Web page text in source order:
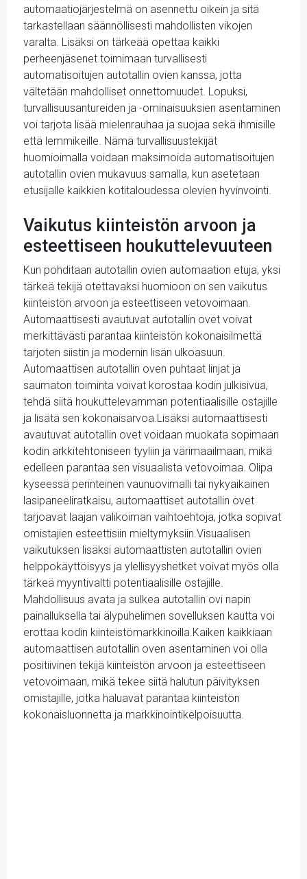
automaatiojärjestelmä on asennettu oikein ja sitä
tarkastellaan säännöllisesti mahdollisten vikojen
varalta. Lisäksi on tärkeää opettaa kaikki
perheenjäsenet toimimaan turvallisesti
automatisoitujen autotallin ovien kanssa, jotta
vältetään mahdolliset onnettomuudet. Lopuksi,
turvallisuusantureiden ja -ominaisuuksien asentaminen
voi tarjota lisää mielenrauhaa ja suojaa sekä ihmisille
että lemmikeille. Nämä turvallisuustekijät
huomioimalla voidaan maksimoida automatisoitujen
autotallin ovien mukavuus samalla, kun asetetaan
etusijalle kaikkien kotitaloudessa olevien hyvinvointi.
Vaikutus kiinteistön arvoon ja
esteettiseen houkuttelevuuteen
Kun pohditaan autotallin ovien automaation etuja, yksi
tärkeä tekijä otettavaksi huomioon on sen vaikutus
kiinteistön arvoon ja esteettiseen vetovoimaan.
Automaattisesti avautuvat autotallin ovet voivat
merkittävästi parantaa kiinteistön kokonaisilmettä
tarjoten siistin ja modernin lisän ulkoasuun.
Automaattisen autotallin oven puhtaat linjat ja
saumaton toiminta voivat korostaa kodin julkisivua,
tehdä siitä houkuttelevamman potentiaalisille ostajille
ja lisätä sen kokonaisarvoa.Lisäksi automaattisesti
avautuvat autotallin ovet voidaan muokata sopimaan
kodin arkkitehtoniseen tyyliin ja värimaailmaan, mikä
edelleen parantaa sen visuaalista vetovoimaa. Olipa
kyseessä perinteinen vaunuovimalli tai nykyaikainen
lasipaneeliratkaisu, automaattiset autotallin ovet
tarjoavat laajan valikoiman vaihtoehtoja, jotka sopivat
omistajien esteettisiin mieltymyksiin.Visuaalisen
vaikutuksen lisäksi automaattisten autotallin ovien
helppokäyttöisyys ja ylellisyyshetket voivat myös olla
tärkeä myyntivaltti potentiaalisille ostajille.
Mahdollisuus avata ja sulkea autotallin ovi napin
painalluksella tai älypuhelimen sovelluksen kautta voi
erottaa kodin kiinteistömarkkinoilla.Kaiken kaikkiaan
automaattisen autotallin oven asentaminen voi olla
positiivinen tekijä kiinteistön arvoon ja esteettiseen
vetovoimaan, mikä tekee siitä halutun päivityksen
omistajille, jotka haluavat parantaa kiinteistön
kokonaisluonnetta ja markkinointikelpoisuutta.